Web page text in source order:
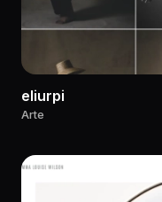
eliurpi
Arte